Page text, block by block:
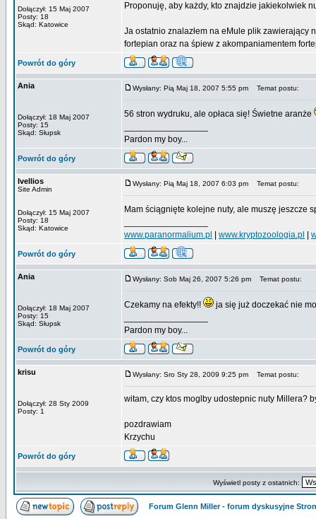
Dołączył: 15 Maj 2007
Posty: 18
Skąd: Katowice
Proponuję, aby każdy, kto znajdzie jakiekolwiek
Ja ostatnio znalazłem na eMule plik zawierający
fortepian oraz na śpiew z akompaniamentem
Powrót do góry
Ania
Dołączył: 18 Maj 2007
Posty: 15
Skąd: Słupsk
Wysłany: Pią Maj 18, 2007 5:55 pm Temat postu:
56 stron wydruku, ale opłaca się! Świetne aranże
Pardon my boy...
Powrót do góry
Ivellios
Site Admin
Dołączył: 15 Maj 2007
Posty: 18
Skąd: Katowice
Wysłany: Pią Maj 18, 2007 6:03 pm Temat postu:
Mam ściągnięte kolejne nuty, ale muszę jeszcze
www.paranormalium.pl
www.kryptozoologia.pl
Powrót do góry
Ania
Dołączył: 18 Maj 2007
Posty: 15
Skąd: Słupsk
Wysłany: Sob Maj 26, 2007 5:26 pm Temat postu:
Czekamy na efekty!!
ja się już doczekać nie
Pardon my boy...
Powrót do góry
krisu
Dołączył: 28 Sty 2009
Posty: 1
Wysłany: Sro Sty 28, 2009 9:25 pm Temat postu:
witam, czy ktos moglby udostepnic nuty Millera?
pozdrawiam
Krzychu
Powrót do góry
Wyświetl posty z ostatnich:
Forum Glenn Miller - forum dyskusyjne